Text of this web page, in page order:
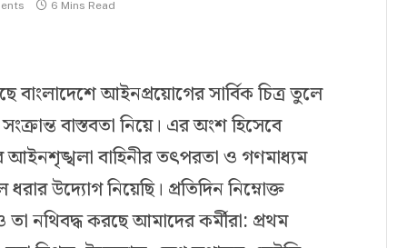
6 Mins Read
বাংলাদেশে আইনপ্রয়োগের সার্বিক চিত্র তুলে
বাস্তবতা নিয়ে। এর অংশ হিসেবে
আইনশৃঙ্খলা বাহিনীর তৎপরতা ও গণমাধ্যম
উদ্যোগ নিয়েছি। প্রতিদিন নিম্নোক্ত
নথিবদ্ধ করছে আমাদের কর্মীরা: প্রথম